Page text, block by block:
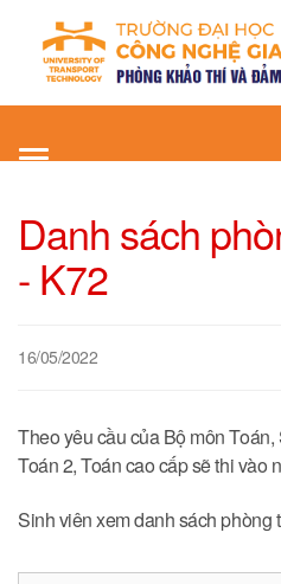
Toggle
Danh sách
- K72
16/05/2022
Theo yêu cầu của Bộ môn
Toán 2, Toán cao cấp sẽ thi vào
Sinh viên xem danh sách phòng